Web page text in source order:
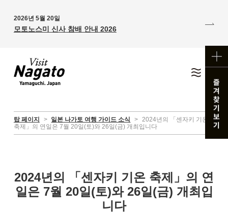
2026년 5월 20일
모토노스미 신사 참배 안내 2026
탑 페이지 > 일본 나가토 여행 가이드 소식 > 2024년의 「센자키 기온
축제」의 연일은 7월 20일(토)와 26일(금) 개최입니다
2024년의 「센자키 기온 축제」의 연
일은 7월 20일(토)와 26일(금) 개최입
니다